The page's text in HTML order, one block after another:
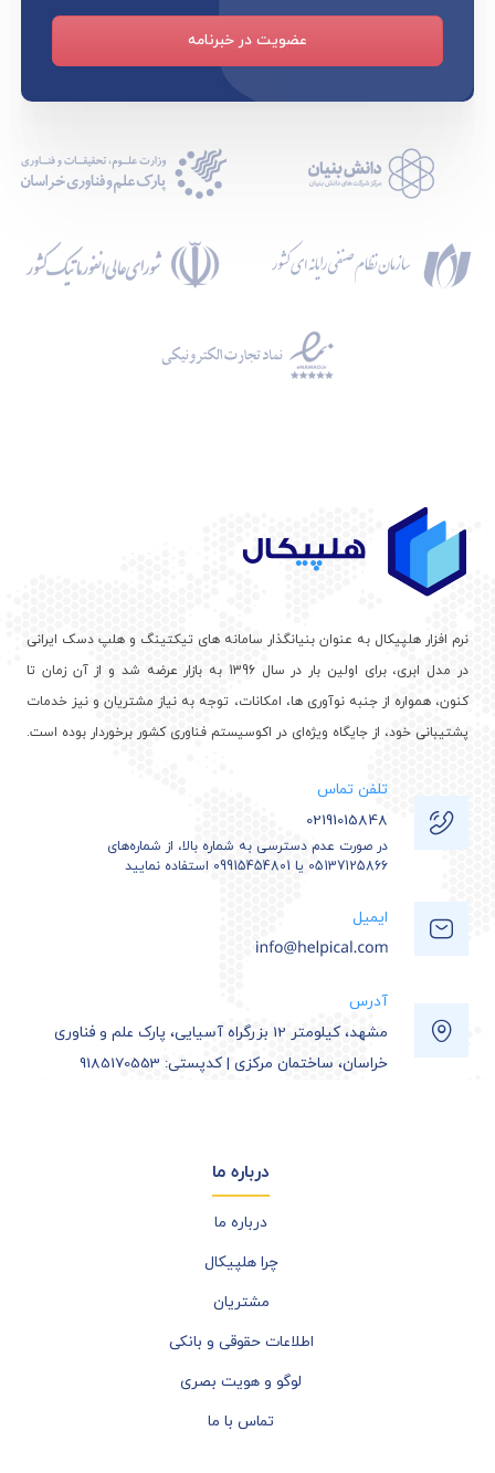
عضویت در خبرنامه
نرم افزار هلپیکال به عنوان بنیانگذار سامانه های تیکتینگ و هلپ دسک ایرانی
در مدل ابری، برای اولین بار در سال 1396 به بازار عرضه شد و از آن زمان تا
کنون، همواره از جنبه نوآوری ها، امکانات، توجه به نیاز مشتریان و نیز خدمات
پشتیبانی خود، از جایگاه ویژه‌ای در اکوسیستم فناوری کشور برخوردار بوده است.
تلفن تماس
02191015848
در صورت عدم دسترسی به شماره بالا، از شماره‌های
05137125866 یا 09915454801 استفاده نمایید
ایمیل
آدرس
مشهد، کیلومتر 12 بزرگراه آسیایی، پارک علم و فناوری
خراسان، ساختمان مرکزی | کدپستی: 9185170553
درباره ما
درباره ما
چرا هلپیکال
مشتریان
اطلاعات حقوقی و بانکی
لوگو و هویت بصری
تماس با ما